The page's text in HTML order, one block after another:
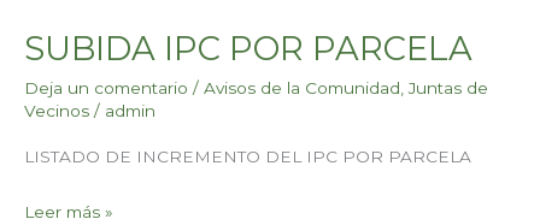
SUBIDA IPC POR PARCELA
Deja un comentario / Avisos de la Comunidad ,Juntas de
Vecinos / admin
LISTADO DE INCREMENTO DEL IPC POR PARCELA
POR
Leer más »